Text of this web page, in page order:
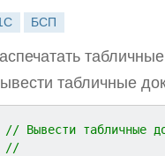
БСП
табличные
// Вывести табличные
//